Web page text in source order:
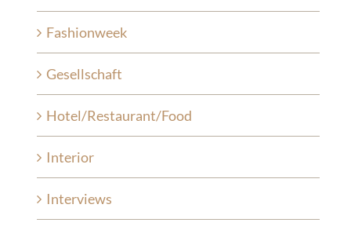
Fashionweek
Gesellschaft
Hotel/Restaurant/Food
Interior
Interviews